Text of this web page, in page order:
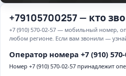
+79105700257 — кто
+7 (910) 570-02-57 — мобильный номер,
любом регионе. Если вам звонили —
Оператор номера +7 (910) 570-
Номер +7 (910) 570-02-57 принадлежит